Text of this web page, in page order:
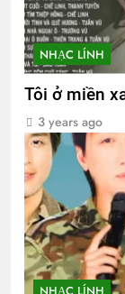
NHẠC LÍNH
Tôi ở miền
3 years ago